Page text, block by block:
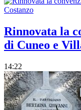
Rinnovata la
di Cuneo e
14:22